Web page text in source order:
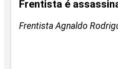
Frentista é
Frentista Agnaldo